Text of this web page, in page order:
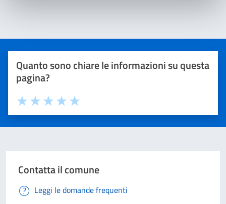
Quanto sono chiare le informazioni su questa
pagina?
Valuta 5 stelle su 5
Valuta 4 stelle su 5
Valuta 3 stelle su 5
Valuta 2 stelle su 5
Valuta 1 stelle su 5
Contatta il comune
Leggi le domande frequenti